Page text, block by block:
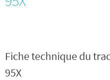
Fiche technique du
95X